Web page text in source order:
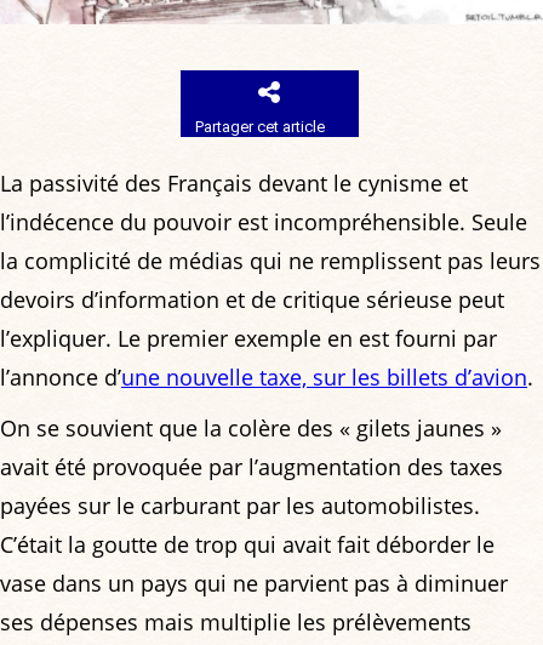
Partager cet article
La passivité des Français devant le cynisme et
l’indécence du pouvoir est incompréhensible. Seule
la complicité de médias qui ne remplissent pas leurs
devoirs d’information et de critique sérieuse peut
l’expliquer. Le premier exemple en est fourni par
l’annonce d’une nouvelle taxe, sur les billets d’avion.
On se souvient que la colère des « gilets jaunes »
avait été provoquée par l’augmentation des taxes
payées sur le carburant par les automobilistes.
C’était la goutte de trop qui avait fait déborder le
vase dans un pays qui ne parvient pas à diminuer
ses dépenses mais multiplie les prélèvements